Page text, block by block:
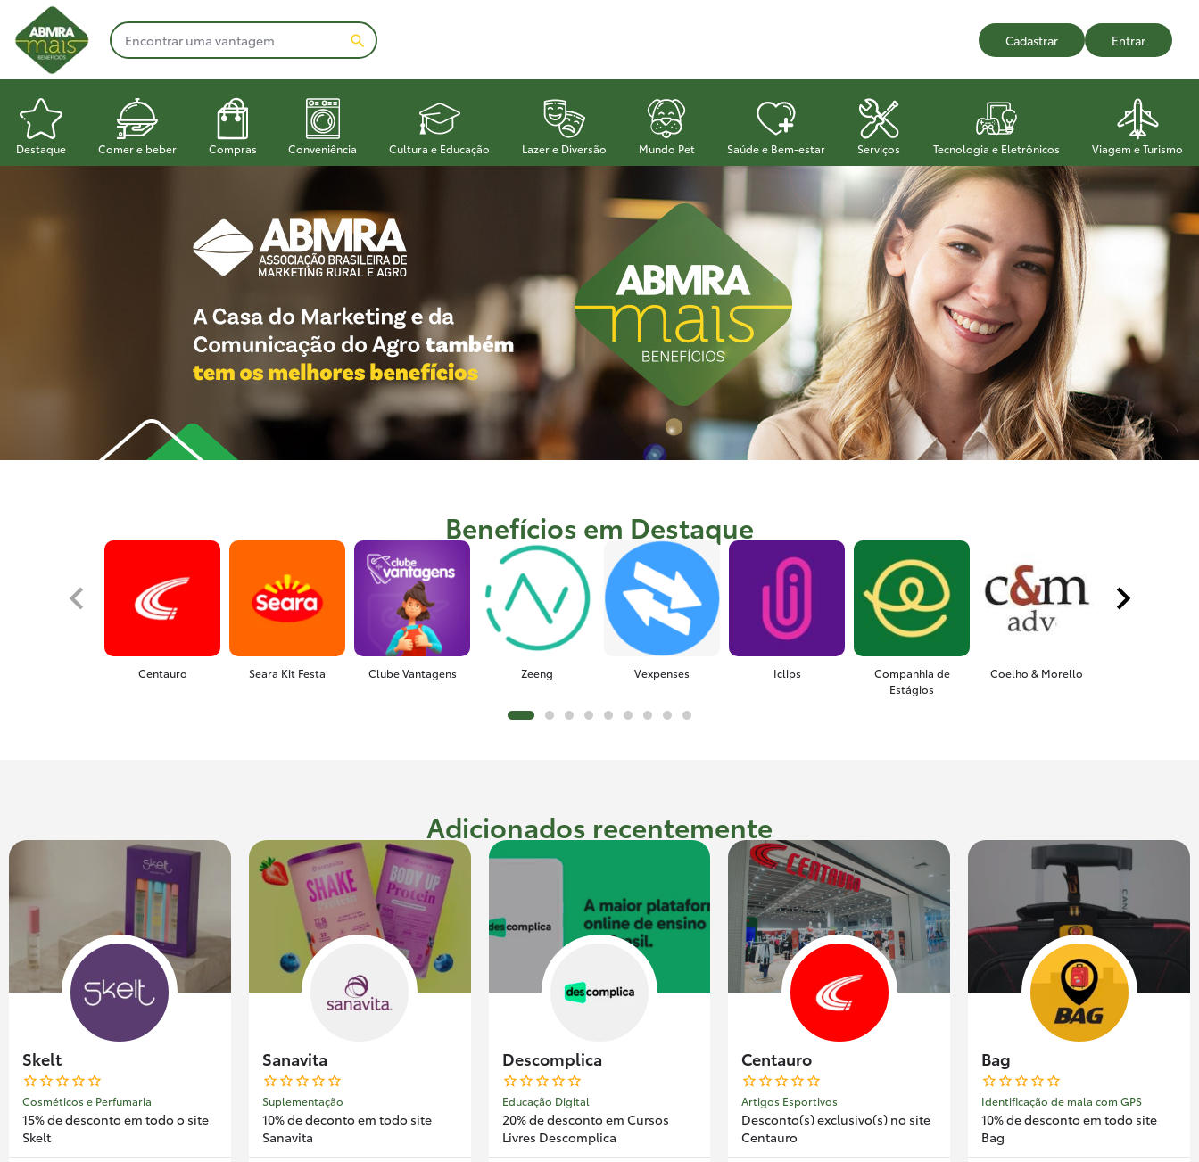
Cadastrar Entrar
Destaque Comer e beber Compras Conveniência Cultura e Educação Lazer e Diversão Mundo Pet Saúde e Bem-estar Serviços Tecnologia e Eletrônicos Viagem e Turismo
Benefícios em Destaque
Centauro Seara Kit Festa Clube Vantagens Zeeng Vexpenses Iclips
Companhia de
Estágios
Coelho & Morello
Adicionados recentemente
Skelt
Cosméticos e Perfumaria
15% de desconto em todo o site
Skelt
Sanavita
Suplementação
10% de deconto em todo site
Sanavita
Descomplica
Educação Digital
20% de desconto em Cursos
Livres Descomplica
Centauro
Artigos Esportivos
Desconto(s) exclusivo(s) no site
Centauro
Bag
Identificação de mala com GPS
10% de desconto em todo site
Bag